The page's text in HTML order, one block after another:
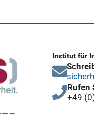
Institut für
Rufen
+49